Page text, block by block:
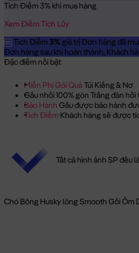
Tích Điểm 3% khi mua hàng
Xem Điểm Tích Lũy
Tích Điểm 3% giá trị Đơn hàng đã
Đơn hàng sau khi hoàn thành, Khách
Đặc điểm nổi bật
Miễn Phí Gói QuàTúi Kiếng & Nơ
Gấu nhồi 100% gòn Trắng đàn
Bảo Hành Gấu được bảo hành
Tích Điểm Khách hàng sẽ được
Tất cả hình ảnh SP đều
Chó Bông Husky lông Smooth Gối Ôm